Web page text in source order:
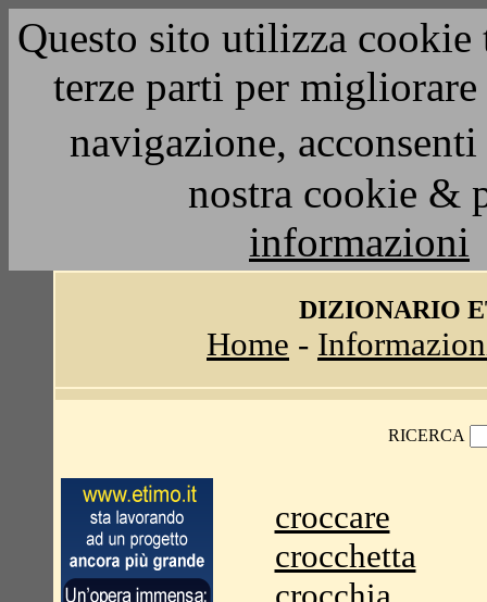
Questo sito utilizza
terze parti per
navigazione,
nostra cookie &
informazioni
DIZIONARIO
Home -
RICERCA
croccare
crocchetta